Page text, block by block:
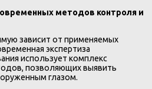
методов контроля и
зависит от применяемых
экспертиза
использует комплекс
позволяющих выявить
глазом.